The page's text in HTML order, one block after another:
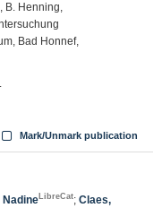
B. Henning,
Bad Honnef,
Mark/Unmark publication
NadineLibreCat; Claes,